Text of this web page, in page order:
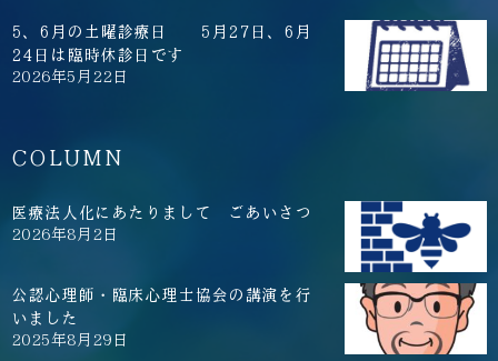
5、6月の土曜診療日 5月27日、6月
24日は臨時休診日です
2026年5月22日
COLUMN
医療法人化にあたりまして ごあいさつ
2026年8月2日
公認心理師・臨床心理士協会の講演を行
いました
2025年8月29日